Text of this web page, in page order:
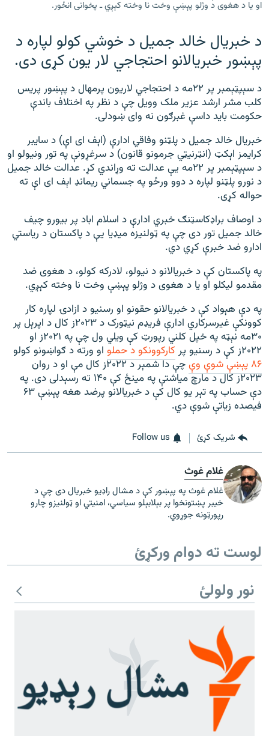
د ازادې اروپا راډیو ټولې ووبپاڼې
او یا د هغوی د وژلو پېښې وخت نا وخته کېږي ـ پخوانی انځور.
د خبریال خالد جمیل د خوشي کولو لپاره د
پېښور خبریالانو احتجاجي لار يون کړی دی.
د سېپټېمبر پر ۲۲مه د احتجاجي لاریون پرمهال د پېښور پریس
کلب مشر ارشد عزیر ملک وویل چې د نظر په اختلاف باندې
حکومت باید داسې غبرګون نه وای ښودلی.
خبریال خالد جمیل د پلټنو وفاقي ادارې (اېف ای اې) د سایبر
کرایمز اېکټ (انټرنیټي جرمونو قانون) د سرغړونې په تور ونیولو او
د سېپټېمبر پر ۲۲مه يې عدالت ته وړاندي کړ. عدالت خالد جميل
د نورو پلټنو لپاره د دوو ورځو په جسماني ریمانډ اېف ای اې ته
حواله کړی.
د اوصاف براډکاسټنګ خبري ادارې د اسلام اباد پر بيورو چیف
خالد جميل تور دی چې په ټولنیزه ميډیا یې د پاکستان د ریاستي
ادارو ضد خبرې کړي دي.
په پاکستان کې د خبریالانو د نيولو، لادرکه کولو، د هغوی ضد
مقدمو لیکلو او یا د هغوی د وژلو پېښې وخت نا وخته کېږي.
په دې هېواد کې د خبريالانو حقونو او رسنيو د ازادۍ لپاره کار
کوونکې غیرسرکاري ادارې فريډم نيټورک د ۲۰۲۳ز کال د اپرېل پر
۳۰مه نېټه په خپل کلني رپورټ کې ويلي ول چې په ۲۰۲۱ز او
۲۰۲۲ز کې د رسنيو پر
کارکوونکو د حملو او ورته د ګواښونو کولو
۸۶ پېښې شوې وې
چې دا شمېر د ۲۰۲۲ز کال مې او د روان
۲۰۲۳ز کال د مارچ میاشتې په مینځ کې ۱۴۰ ته رسېدلی دی. په
دې حساب په تېر يو کال کې د خبريالانو پرضد هغه پېښې ۶۳
فيصده زیاتې شوې دي.
شریک کړئ Follow us
غلام غوث
غلام غوث په پېښور کې د مشال راډیو خبریال دی چې د
خیبر پښتونخوا پر بېلابېلو سیاسي، امنیتي او ټولنیزو چارو
رپورټونه جوړوي.
لوست ته دوام ورکړئ
نور ولولئ